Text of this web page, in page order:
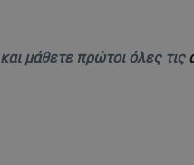
και μάθετε πρώτοι όλες τις